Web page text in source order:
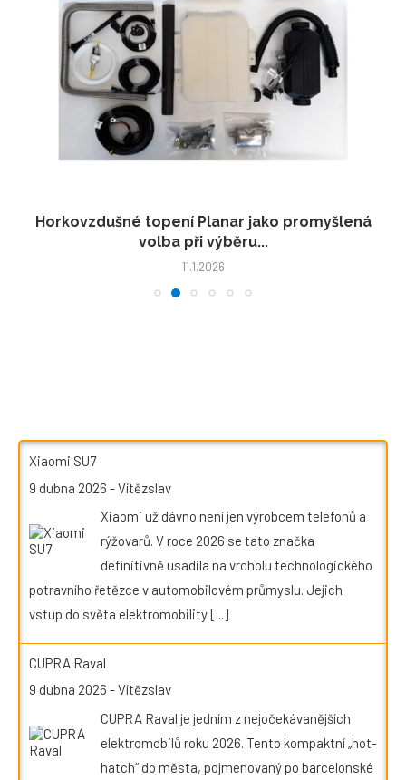
Horkovzdušné topení Planar jako promyšlená
volba při výběru...
11.1.2026
Xiaomi SU7
9 dubna 2026 -Vítězslav
Xiaomi už dávno není jen výrobcem telefonů a
rýžovarů. V roce 2026 se tato značka
definitivně usadila na vrcholu technologického
potravního řetězce v automobilovém průmyslu. Jejich
vstup do světa elektromobility[...]
CUPRA Raval
9 dubna 2026 -Vítězslav
CUPRA Raval je jedním z nejočekávanějších
elektromobilů roku 2026. Tento kompaktní „hot-
hatch“ do města, pojmenovaný po barcelonské